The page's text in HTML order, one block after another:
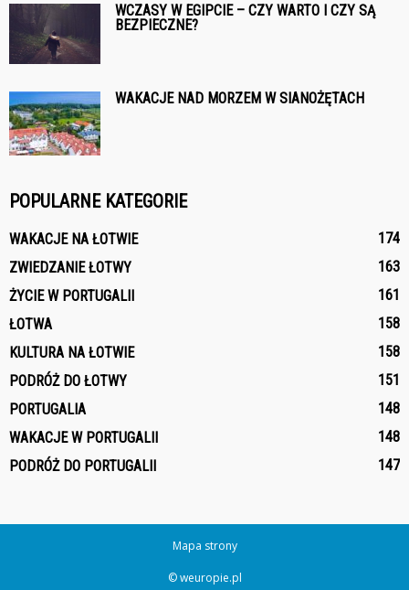
WCZASY W EGIPCIE – CZY WARTO I CZY SĄ
BEZPIECZNE?
WAKACJE NAD MORZEM W SIANOŻĘTACH
POPULARNE KATEGORIE
WAKACJE NA ŁOTWIE
174
ZWIEDZANIE ŁOTWY
163
ŻYCIE W PORTUGALII
161
ŁOTWA
158
KULTURA NA ŁOTWIE
158
PODRÓŻ DO ŁOTWY
151
PORTUGALIA
148
WAKACJE W PORTUGALII
148
PODRÓŻ DO PORTUGALII
147
Mapa strony
© weuropie.pl